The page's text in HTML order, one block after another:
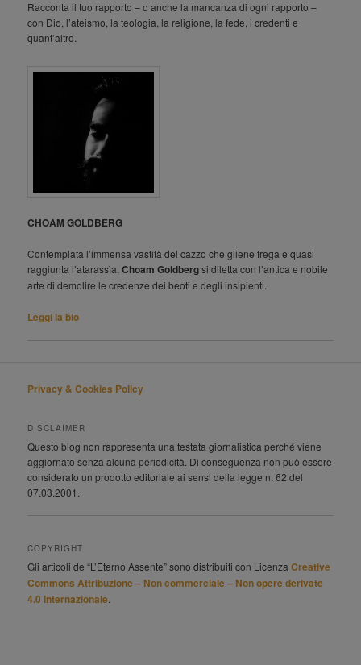
Racconta il tuo rapporto – o anche la mancanza di ogni rapporto –
con Dio, l’ateismo, la teologia, la religione, la fede, i credenti e
quant’altro.
CHOAM GOLDBERG
Contemplata l’immensa vastità del cazzo che gliene frega e quasi
raggiunta l’atarassìa,Choam Goldbergsi diletta con l’antica e nobile
arte di demolire le credenze dei beoti e degli insipienti.
Leggi la bio
Privacy & Cookies Policy
DISCLAIMER
Questo blog non rappresenta una testata giornalistica perché viene
aggiornato senza alcuna periodicità. Di conseguenza non può essere
considerato un prodotto editoriale ai sensi della legge n. 62 del
07.03.2001.
COPYRIGHT
Gli articoli de “L’Eterno Assente” sono distribuiti con LicenzaCreative
Commons Attribuzione – Non commerciale – Non opere derivate
4.0 Internazionale